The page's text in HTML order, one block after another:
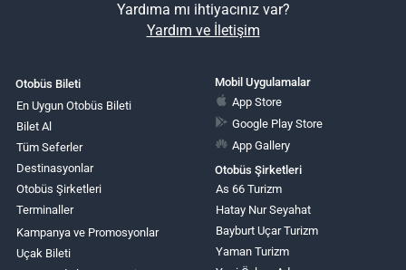
Yardıma mı ihtiyacınız var?
Yardım ve İletişim
Otobüs Bileti
En Uygun Otobüs Bileti
Bilet Al
Tüm Seferler
Destinasyonlar
Otobüs Şirketleri
Terminaller
Kampanya ve Promosyonlar
Uçak Bileti
Mobil Uygulamalar
App Store
Google Play Store
App Gallery
Otobüs Şirketleri
As 66 Turizm
Hatay Nur Seyahat
Bayburt Uçar Turizm
Yaman Turizm